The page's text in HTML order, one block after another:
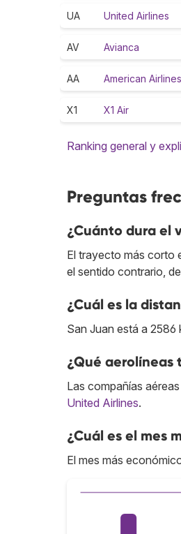
UA United Airlines
AV Avianca
AA American Airlines
X1 X1 Air
Ranking general y
Preguntas
¿Cuánto dura el
El trayecto más corto
el sentido contrario,
¿Cuál es la
San Juan está a 2586
¿Qué aerolíneas
Las compañías
United Airlines.
¿Cuál es el mes
El mes más